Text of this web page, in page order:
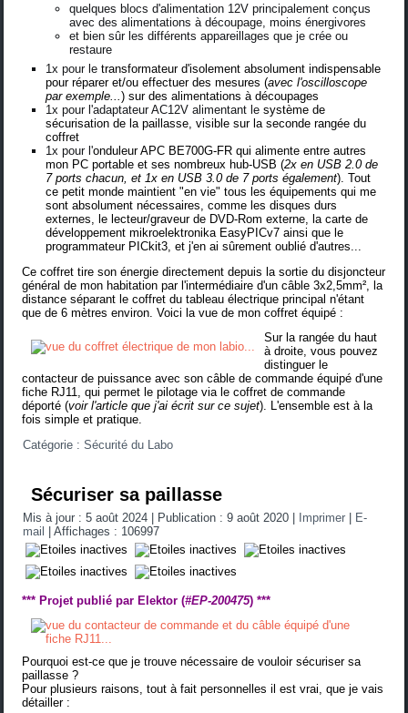
quelques blocs d'alimentation 12Vprincipalement conçus
avec des alimentations à découpage, moins énergivores
et bien sûr les différents appareillages que je crée ou
restaure
1x pour letransformateur d'isolement absolument indispensable
pour réparer et/ou effectuer des mesures (avec l'oscilloscope
par exemple...) sur des alimentations à découpages
1x pour l'adaptateur AC12V alimentant lesystème de
sécurisation de la paillasse, visible sur la seconde rangée du
coffret
1x pour l'onduleur APC BE700G-FR qui alimente entre autres
mon PC portable et ses nombreux hub-USB (2x en USB 2.0 de
7 ports chacun, et 1x en USB 3.0 de 7 ports également). Tout
ce petit monde maintient "en vie" tous les équipements qui me
sont absolument nécessaires, comme les disques durs
externes, le lecteur/graveur de DVD-Rom externe, lacarte de
développement mikroelektronika EasyPICv7 ainsi que le
programmateur PICkit3, et j'en ai sûrement oublié d'autres...
Ce coffret tire son énergie directement depuis la sortie du disjoncteur
général de mon habitation par l'intermédiaire d'un câble 3x2,5mm², la
distance séparant le coffret du tableau électrique principal n'étant
que de 6 mètres environ. Voici la vue de mon coffret équipé :
Sur la rangée du haut
à droite, vous pouvez
distinguer le
contacteur de puissance avec son câble de commande équipé d'une
fiche RJ11, qui permet le pilotage via le coffret de commande
déporté (voir l'article que j'ai écrit sur ce sujet). L'ensemble est à la
fois simple et pratique.
Catégorie :Sécurité du Labo
Sécuriser sa paillasse
Mis à jour : 5 août 2024 Publication : 9 août 2020 Imprimer
E-
mail
|Affichages : 106997
*** Projet publié par Elektor (#EP-200475) ***
Pourquoi est-ce que je trouve nécessaire de vouloir sécuriser sa
paillasse ?
Pour plusieurs raisons, tout à fait personnelles il est vrai, que je vais
détailler :